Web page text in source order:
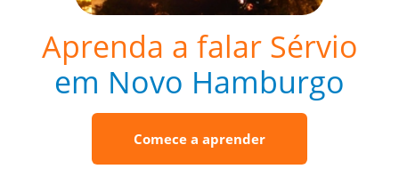
Aprenda a falar Sérvio
em Novo Hamburgo
Comece a aprender